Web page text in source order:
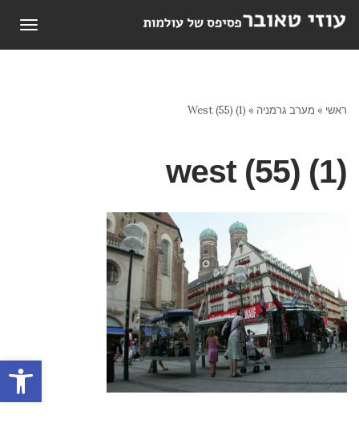
פתח
ראשי » מערב גרמניה »
West (55) (1)
west (55) (1)